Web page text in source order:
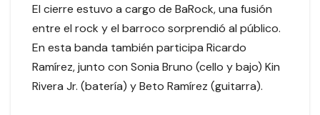
El cierre estuvo a cargo de BaRock, una fusión
entre el rock y el barroco sorprendió al público.
En esta banda también participa Ricardo
Ramírez, junto con Sonia Bruno (cello y bajo) Kin
Rivera Jr. (batería) y Beto Ramírez (guitarra).